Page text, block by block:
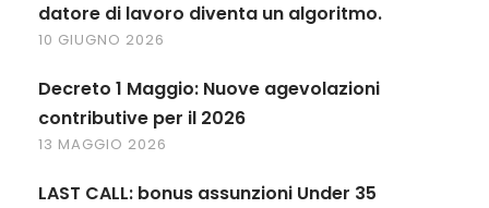
datore di lavoro diventa un algoritmo.
10 GIUGNO 2026
Decreto 1 Maggio: Nuove agevolazioni
contributive per il 2026
13 MAGGIO 2026
LAST CALL: bonus assunzioni Under 35